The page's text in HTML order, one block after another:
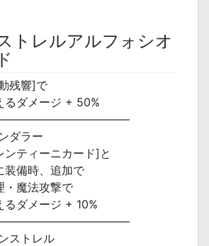
トレルアルフォシオ
残響]で
るダメージ + 50%
ダラー
ンティーニカード]と
装備時、追加で
・魔法攻撃で
るダメージ + 10%
ストレル